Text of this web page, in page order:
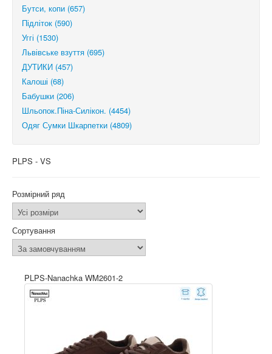
Бутси, копи (657)
Підліток (590)
Уггі (1530)
Львівське взуття (695)
ДУТИКИ (457)
Калоші (68)
Бабушки (206)
Шльопок.Піна-Силікон. (4454)
Одяг Сумки Шкарпетки (4809)
PLPS - VS
Розмірний ряд
Сортування
PLPS-Nanachka WM2601-2